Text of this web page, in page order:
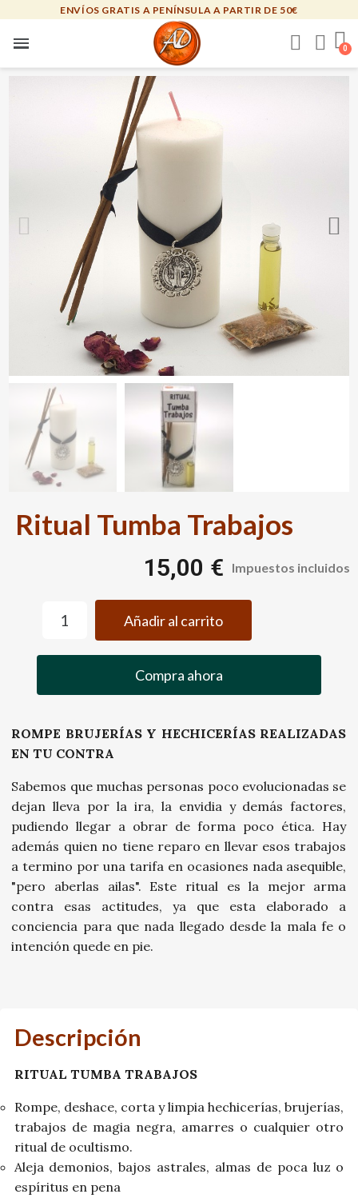
ENVÍOS GRATIS A PENÍNSULA A PARTIR DE 50€
Ritual Tumba Trabajos
15,00 € Impuestos incluidos
Añadir al carrito
Compra ahora
ROMPE BRUJERÍAS Y HECHICERÍAS REALIZADAS
EN TU CONTRA
Sabemos que muchas personas poco evolucionadas se
dejan lleva por la ira, la envidia y demás factores,
pudiendo llegar a obrar de forma poco ética. Hay
además quien no tiene reparo en llevar esos trabajos
a termino por una tarifa en ocasiones nada asequible,
"pero aberlas ailas". Este ritual es la mejor arma
contra esas actitudes, ya que esta elaborado a
conciencia para que nada llegado desde la mala fe o
intención quede en pie.
Descripción
RITUAL TUMBA TRABAJOS
Rompe, deshace, corta y limpia hechicerías, brujerías,
trabajos de magia negra, amarres o cualquier otro
ritual de ocultismo.
Aleja demonios, bajos astrales, almas de poca luz o
espíritus en pena